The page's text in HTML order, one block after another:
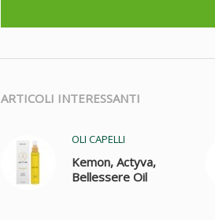
ARTICOLI INTERESSANTI
OLI CAPELLI
Kemon, Actyva,
Bellessere Oil